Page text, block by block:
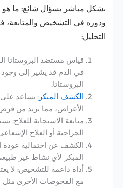
بشكل مباشر بسؤال شائع: ما هو
ودوره في التشخيص والمتابعة،
التحليل:
في الدم قد يشير إلى
البروستاتا.
الكشف المبكر: يساعد
الأعراض، مما يزيد من
متابعة الاستجابة للعلاج:
الجراحية أو العلاج
الكشف عن احتمالية
المبكر لأي نشاط غير
أداة داعمة للتشخيص: لا
مع الفحوصات الأخرى مثل